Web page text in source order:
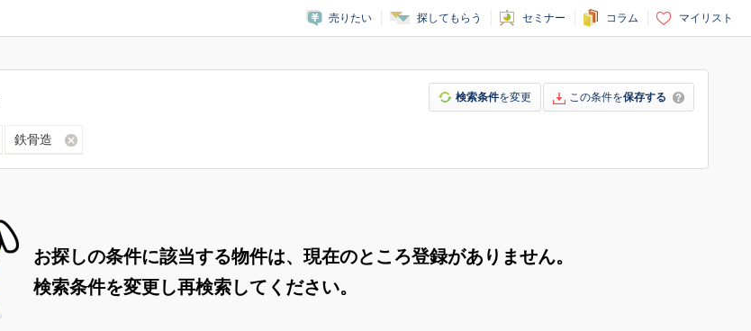
売りたい 探してもらう セミナー コラム マイリスト
検索条件を変更 この条件を保存する
鉄骨造
お探しの条件に該当する物件は、現在のところ登録がありません。
検索条件を変更し再検索してください。